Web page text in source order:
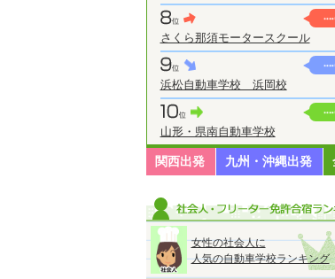
さくら那須モータースクール
浜松自動車学校 浜岡校
山形・県南自動車学校
関西出発 九州・沖縄出発
女性の社会人に
人気の自動車学校ランキング